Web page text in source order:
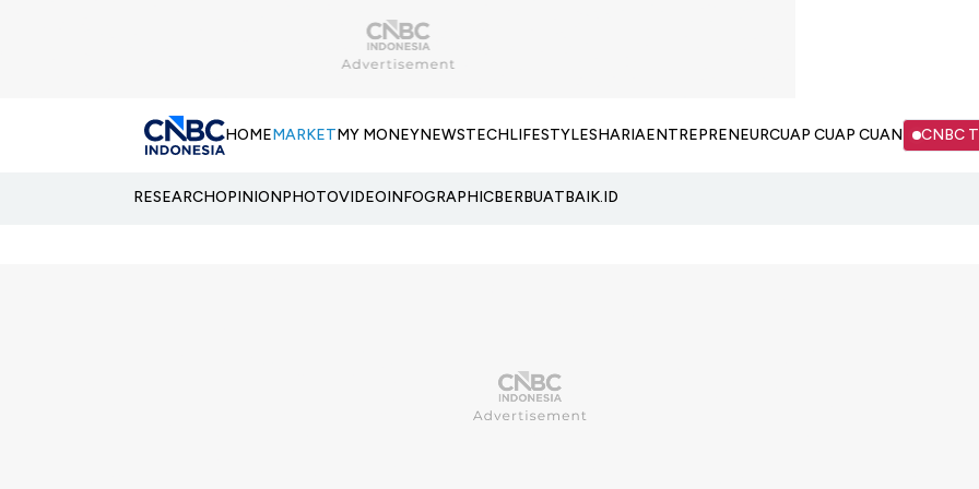
HOMEMARKETMY MONEYNEWSTECHLIFESTYLESHARIAENTREPRENEURCUAP CUAP CUAN CNBC
RESEARCHOPINIONPHOTOVIDEOINFOGRAPHICBERBUATBAIK.ID